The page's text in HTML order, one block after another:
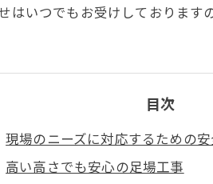
いつでもお受けしております
目次
現場のニーズに対応するための
高い高さでも安心の足場工事